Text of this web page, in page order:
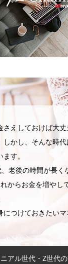
さえしておけば大
しかし、そんな時
す。
老後の時間が長く
からお金を増やし
につけておきたい
ニアル世代・Z世代